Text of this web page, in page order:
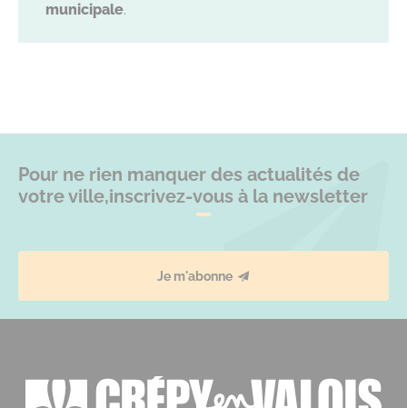
municipale.
Pour ne rien manquer des actualités de
votre ville,inscrivez-vous à la newsletter
Je m'abonne